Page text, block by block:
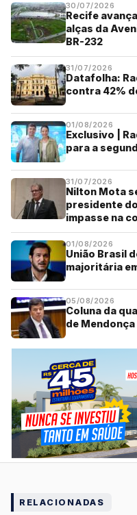
30/07/2026
Recife
alças da
BR-232
31/07/2026
Datafolha:
contra 42%
01/08/2026
Exclusivo |
para a
31/07/2026
Nilton Mota
presidente
impasse na
01/08/2026
União Brasil
majoritária
05/08/2026
Coluna da
de Mendonça
RELACIONADAS